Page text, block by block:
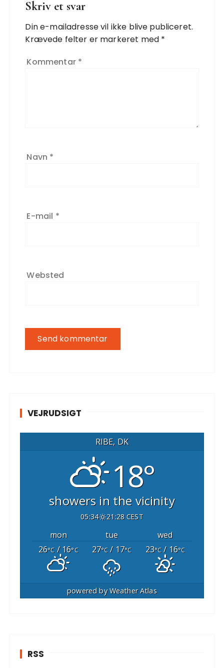
Skriv et svar
Din e-mailadresse vil ikke blive publiceret.
Krævede felter er markeret med *
Kommentar *
Navn *
E-mail *
Websted
VEJRUDSIGT
RIBE, DK
18°
showers in the vicinity
05:34 21:28 CEST
mon tue
wed
26°C / 16°C 27°C / 17°C 23°C / 16°C
powered byWeather Atlas
RSS